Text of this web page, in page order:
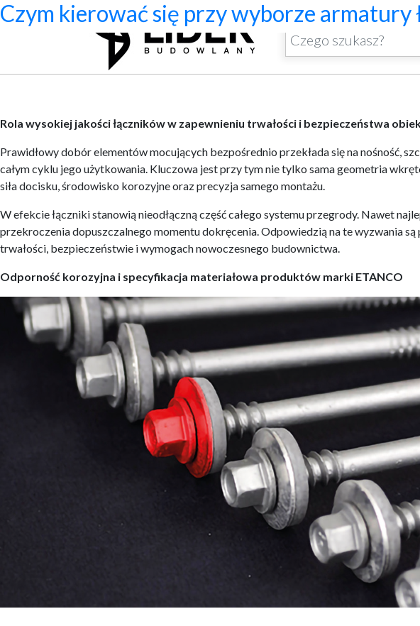
Systemy zamocowań dachów płaskich i
Rola wysokiej jakości łączników w zapewnieniu trwałości i bezpieczeństwa
Prawidłowy dobór elementów mocujących bezpośrednio przekłada się na nośność,
całym cyklu jego użytkowania. Kluczowa jest przy tym nie tylko sama geometria
siła docisku, środowisko korozyjne oraz precyzja samego montażu.
W efekcie łączniki stanowią nieodłączną część całego systemu przegrody. Nawet
przekroczenia dopuszczalnego momentu dokręcenia. Odpowiedzią na te wyzwania
trwałości, bezpieczeństwie i wymogach nowoczesnego budownictwa.
Odporność korozyjna i specyfikacja materiałowa produktów marki ETANCO
Dom z prefabrykatów opinie – co
Nowoczesne bramy przesuwne:
Jak dobrać maskownicę karnisza?
Licznik Geigera w kontroli materiałów
Jak ograniczyć ryzyko przestojów przy
Czym kierować się przy wyborze armatury